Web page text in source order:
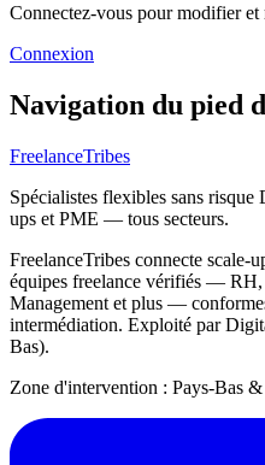
Connectez-vous pour modifier
Connexion
Navigation du pied
FreelanceTribes
Spécialistes flexibles sans
ups et PME — tous secteurs.
FreelanceTribes connecte scale-
équipes freelance vérifiés —
Management et plus —
intermédiation. Exploité par
Bas).
Zone d'intervention : Pays-Bas